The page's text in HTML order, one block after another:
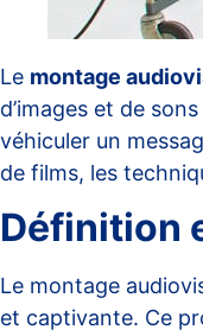
Le montage
d’images et de
véhiculer un
de films, les
Définition
Le montage
et captivante. Ce